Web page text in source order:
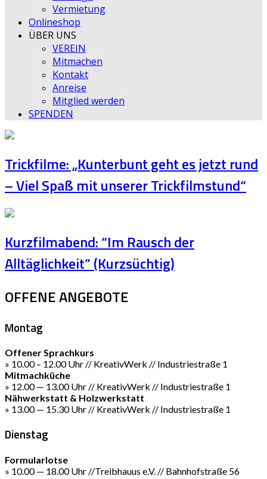
Vermietung
Onlineshop
ÜBER UNS
VEREIN
Mitmachen
Kontakt
Anreise
Mitglied werden
SPENDEN
Trickfilme: „Kunterbunt geht es jetzt rund
– Viel Spaß mit unserer Trickfilmstund“
Kurzfilmabend: “Im Rausch der
Alltäglichkeit” (Kurzsüchtig)
OFFENE ANGEBOTE
Montag
Offener Sprachkurs
» 10.00 – 12.00 Uhr // KreativWerk // Industriestraße 1
Mitmachküche
» 12.00 — 13.00 Uhr // KreativWerk // Industriestraße 1
Nähwerkstatt & Holzwerkstatt
» 13.00 — 15.30 Uhr // KreativWerk // Industriestraße 1
Dienstag
Formularlotse
» 10.00 — 18.00 Uhr //Treibhauus e.V. // Bahnhofstraße 56